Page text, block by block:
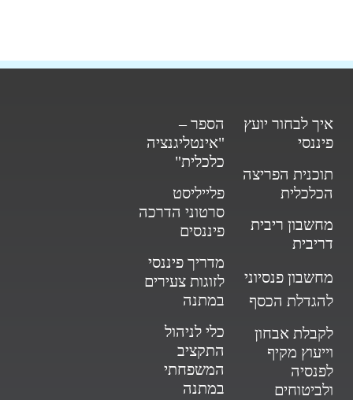
איך לבחור יועץ
פיננסי
תוכנית הפריצה
הכלכלית
מחשבון ריבית
דריבית
מחשבון פנסיוני
להגדלת הכסף
לקבלת אבחון
וייעוץ מקיף
לפנסיה
ולביטוחים
הספר –
"אינטליגנציה
כלכלית"
פלייליסט
סרטוני הדרכה
פיננסים
מדריך פיננסי
לזוגות צעירים
במתנה
כלי לניהול
התקציב
המשפחתי
במתנה